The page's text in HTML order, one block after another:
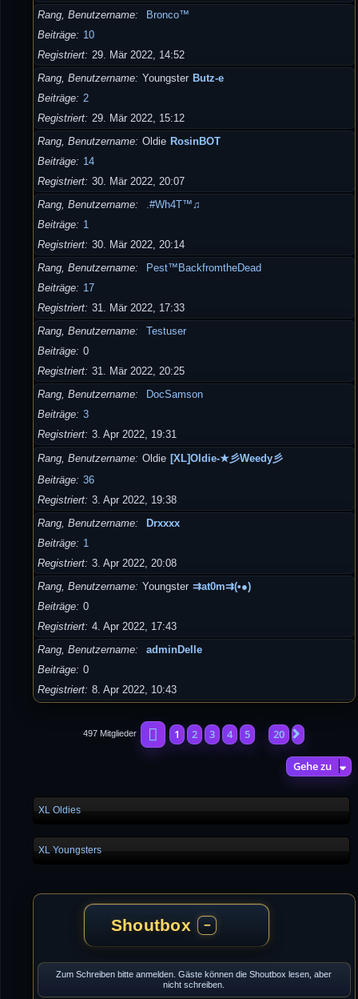
Rang, Benutzername
Bronco™
Beiträge
10
Registriert 29. Mär 2022, 14:52
Rang, Benutzername Youngster Butz-e
Beiträge 2
Registriert 29. Mär 2022, 15:12
Rang, Benutzername Oldie RosinBOT
Beiträge
14
Registriert 30. Mär 2022, 20:07
Rang, Benutzername
.#Wh4T™♫
Beiträge
1
Registriert 30. Mär 2022, 20:14
Rang, Benutzername
Pest™BackfromtheDead
Beiträge
17
Registriert 31. Mär 2022, 17:33
Rang, Benutzername
Testuser
Beiträge 0
Registriert 31. Mär 2022, 20:25
Rang, Benutzername
DocSamson
Beiträge 3
Registriert 3. Apr 2022, 19:31
Rang, Benutzername Oldie [XL]Oldie-★彡Weedy彡
Beiträge 36
Registriert 3. Apr 2022, 19:38
Rang, Benutzername
Drxxxx
Beiträge
1
Registriert 3. Apr 2022, 20:08
Rang, Benutzername Youngster ⇉at0m⇉(•●)
Beiträge 0
Registriert 4. Apr 2022, 17:43
Rang, Benutzername
adminDelle
Beiträge 0
Registriert 8. Apr 2022, 10:43
497 Mitglieder Seite1von20
1 2 3 4 5 20
Gehe zu
XL Oldies
XL Youngsters
Shoutbox −
Zum Schreiben bitte anmelden. Gäste können die Shoutbox lesen, aber
nicht schreiben.